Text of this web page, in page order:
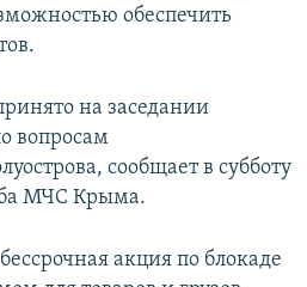
обеспечить
на заседании
вопросам
сообщает в субботу
МЧС Крыма.
акция по блокаде